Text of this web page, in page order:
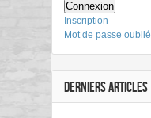
Connexion
Inscription
Mot de passe oublié
DERNIERS ARTICLES